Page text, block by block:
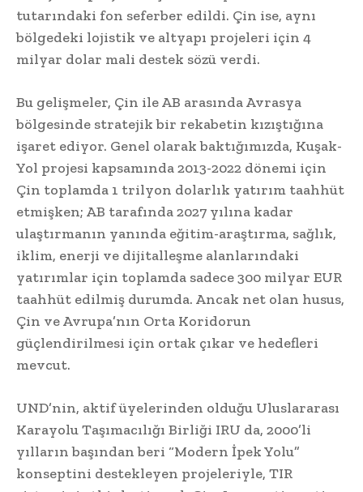
tutarındaki fon seferber edildi. Çin ise, aynı
bölgedeki lojistik ve altyapı projeleri için 4
milyar dolar mali destek sözü verdi.
Bu gelişmeler, Çin ile AB arasında Avrasya
bölgesinde stratejik bir rekabetin kızıştığına
işaret ediyor. Genel olarak baktığımızda, Kuşak-
Yol projesi kapsamında 2013-2022 dönemi için
Çin toplamda 1 trilyon dolarlık yatırım taahhüt
etmişken; AB tarafında 2027 yılına kadar
ulaştırmanın yanında eğitim-araştırma, sağlık,
iklim, enerji ve dijitalleşme alanlarındaki
yatırımlar için toplamda sadece 300 milyar EUR
taahhüt edilmiş durumda. Ancak net olan husus,
Çin ve Avrupa’nın Orta Koridorun
güçlendirilmesi için ortak çıkar ve hedefleri
mevcut.
UND’nin, aktif üyelerinden olduğu Uluslararası
Karayolu Taşımacılığı Birliği IRU da, 2000’li
yılların başından beri “Modern İpek Yolu”
konseptini destekleyen projeleriyle, TIR